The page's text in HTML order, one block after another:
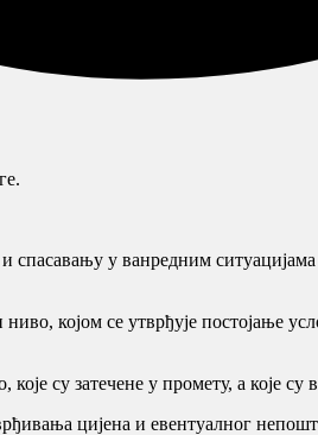
у ванредним
којом се утврђује постојање
су затечене у промету, а које су
цијена и евентуалног